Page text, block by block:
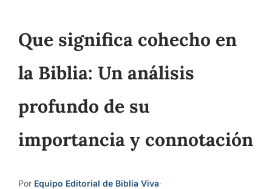
Que significa cohecho en
la Biblia: Un análisis
profundo de su
importancia y connotación
Por Equipo Editorial de Biblia Viva·